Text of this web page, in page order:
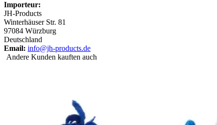
Importeur:
JH-Products
Winterhäuser Str. 81
97084 Würzburg
Deutschland
Email: info@jh-products.de
Andere Kunden kauften auch